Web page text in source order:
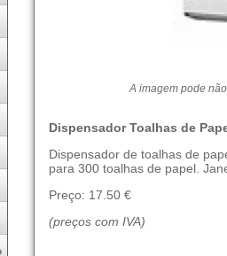
A imagem pode
Dispensador Toalhas de
Dispensador de toalhas de
para 300 toalhas de papel.
Preço: 17.50 €
(preços com IVA)